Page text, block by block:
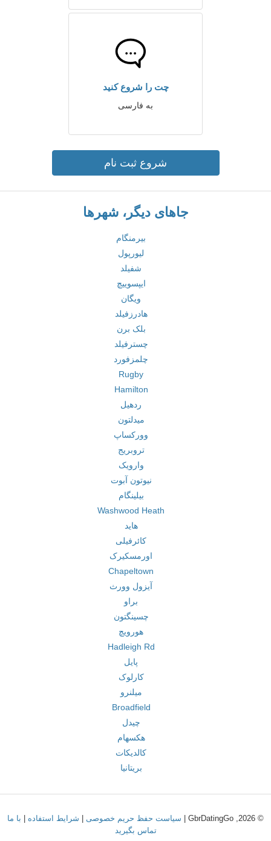
چت را شروع کنید
به فارسی
شروع ثبت نام
جاهای دیگر، شهرها
بیرمنگام
لیورپول
شفیلد
ایپسوییچ
ویگان
هادرزفیلد
بلک برن
چسترفیلد
چلمزفورد
Rugby
Hamilton
ردهیل
میدلتون
وورکساپ
تروبریج
وارویک
نیوتون آبوت
بیلینگام
Washwood Heath
هاید
کائرفیلی
اورمسکیرک
Chapeltown
آیزول وورث
براو
چسینگتون
هورویچ
Hadleigh Rd
پایل
کارلوک
میلنرو
Broadfield
چیدل
هکسهام
کالدیکات
بریتانیا
© 2026, GbrDatingGo | سیاست حفظ حریم خصوصی شرایط استفاده
با ما
تماس بگیرید